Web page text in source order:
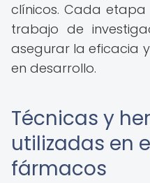
clínicos. Cada
trabajo de
asegurar la eficacia
en desarrollo.
Técnicas y
utilizadas en
fármacos